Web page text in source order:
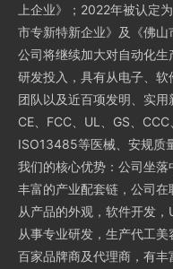
上企业》；2022年被认定
市专新特新企业》及《佛山
公司将继续加大对自动化
研发投入，具有从电子、
团队以及近百项发明、实
CE、FCC、UL、GS、
ISO13485等医械、安规质
我们的核心优势：公司坐
丰富的产业配套链，公司在
从产品的外观，软件开发
从事专业研发，生产代工
百家品牌商及代理商，有